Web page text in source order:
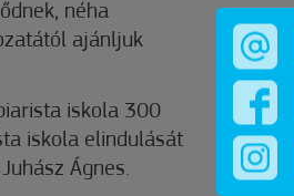
néha
ajánljuk
iskola 300
iskola elindulását
Ágnes.